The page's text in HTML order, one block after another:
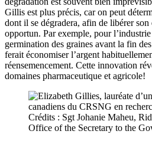
Gillis est plus précis, car on peut
dont il se dégradera, afin de libérer
opportun. Par exemple, pour
germination des graines avant la fin
ferait économiser l’argent
réensemencement. Cette innovation
domaines pharmaceutique et agricole!
Crédits : Sgt Johanie Maheu,
Office of the Secretary to the